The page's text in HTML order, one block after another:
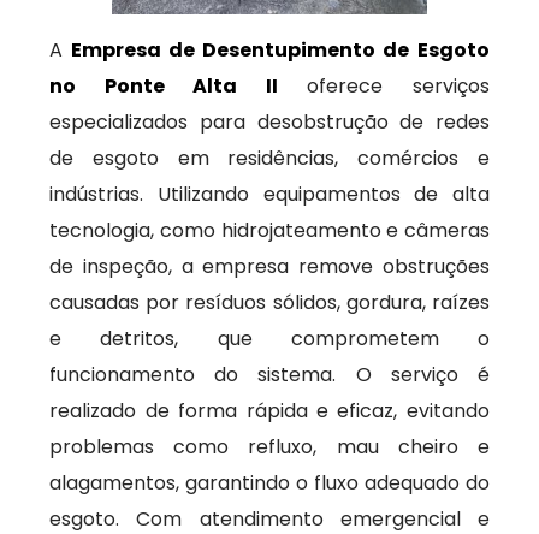
A Empresa de Desentupimento de Esgoto
no Ponte Alta II oferece serviços
especializados para desobstrução de redes
de esgoto em residências, comércios e
indústrias. Utilizando equipamentos de alta
tecnologia, como hidrojateamento e câmeras
de inspeção, a empresa remove obstruções
causadas por resíduos sólidos, gordura, raízes
e detritos, que comprometem o
funcionamento do sistema. O serviço é
realizado de forma rápida e eficaz, evitando
problemas como refluxo, mau cheiro e
alagamentos, garantindo o fluxo adequado do
esgoto. Com atendimento emergencial e